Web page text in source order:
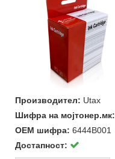
Производител: Utax
Шифра на мојтонер.мк:
ОЕМ шифра: 6444B001
Достапност: